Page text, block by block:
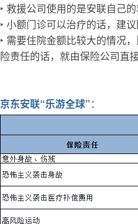
‣ 救援公司使用的是安联自己
‣ 小额门诊可以治疗的话，建
‣ 需要住院金额比较大的情况
险责任的话，就由保险公司直
京东安联“乐游全球”：